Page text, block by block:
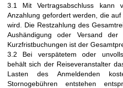
3.1 Mit Vertragsabschluss kann
Anzahlung gefordert werden, die
wird. Die Restzahlung des
Aushändigung oder Versand der
Kurzfristbuchungen ist der
3.2 Bei verspätetem oder
behält sich der Reiseveranstalter
Lasten des Anmeldenden
Stornogebühren entstehen